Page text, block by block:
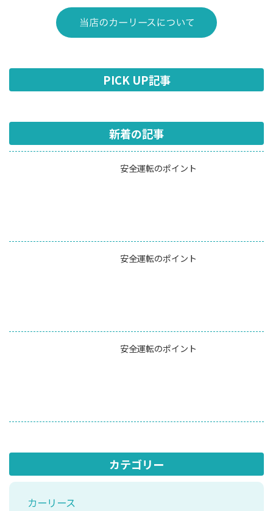
PICK UP記事
新着の記事
安全運転のポイント
安全運転のポイント
安全運転のポイント
カテゴリー
カーリース